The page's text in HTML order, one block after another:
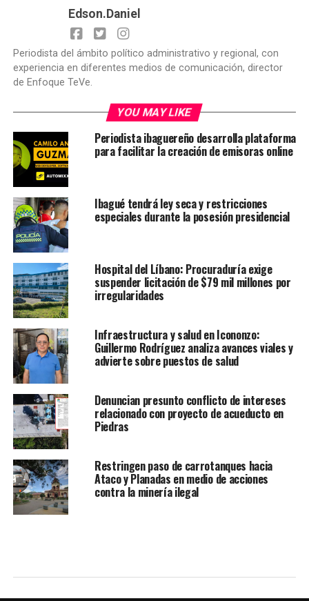
Edson.Daniel
Periodista del ámbito político administrativo y regional, con
experiencia en diferentes medios de comunicación, director
de Enfoque TeVe.
YOU MAY LIKE
Periodista ibaguereño desarrolla plataforma
para facilitar la creación de emisoras online
Ibagué tendrá ley seca y restricciones
especiales durante la posesión presidencial
Hospital del Líbano: Procuraduría exige
suspender licitación de $79 mil millones por
irregularidades
Infraestructura y salud en Icononzo:
Guillermo Rodríguez analiza avances viales y
advierte sobre puestos de salud
Denuncian presunto conflicto de intereses
relacionado con proyecto de acueducto en
Piedras
Restringen paso de carrotanques hacia
Ataco y Planadas en medio de acciones
contra la minería ilegal